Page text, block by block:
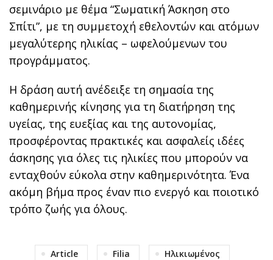
σεμινάριο με θέμα “Σωματική Άσκηση στο
Σπίτι”, με τη συμμετοχή εθελοντών και ατόμων
μεγαλύτερης ηλικίας – ωφελούμενων του
προγράμματος.
Η δράση αυτή ανέδειξε τη σημασία της
καθημερινής κίνησης για τη διατήρηση της
υγείας, της ευεξίας και της αυτονομίας,
προσφέροντας πρακτικές και ασφαλείς ιδέες
άσκησης για όλες τις ηλικίες που μπορούν να
ενταχθούν εύκολα στην καθημερινότητα. Ένα
ακόμη βήμα προς έναν πιο ενεργό και ποιοτικό
τρόπο ζωής για όλους.
Article Filia Ηλικιωμένος